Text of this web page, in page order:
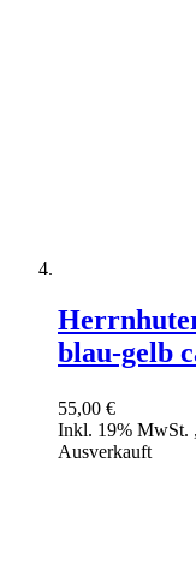
blau-gelb
55,00 €
Inkl. 19% MwSt. ,
Ausverkauft